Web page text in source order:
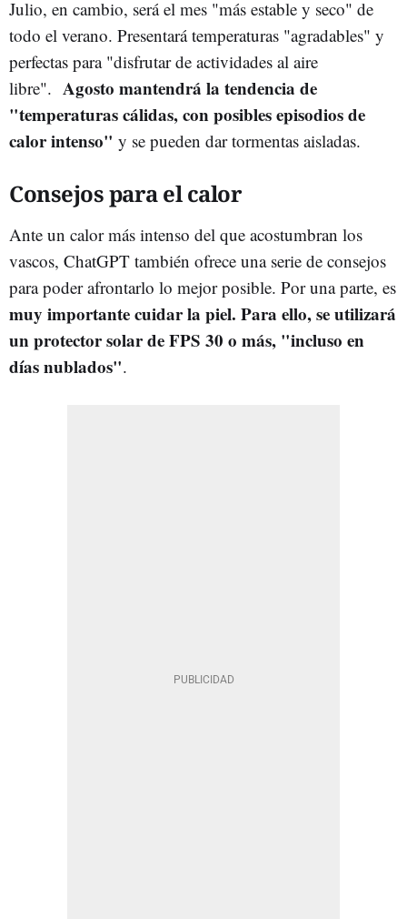
Julio, en cambio, será el mes "más estable y seco" de
todo el verano. Presentará temperaturas "agradables" y
perfectas para "disfrutar de actividades al aire
libre". Agosto mantendrá la tendencia de
"temperaturas cálidas, con posibles episodios de
calor intenso" y se pueden dar tormentas aisladas.
Consejos para el calor
Ante un calor más intenso del que acostumbran los
vascos, ChatGPT también ofrece una serie de consejos
para poder afrontarlo lo mejor posible. Por una parte, es
muy importante cuidar la piel. Para ello, se utilizará
un protector solar de FPS 30 o más, "incluso en
días nublados".